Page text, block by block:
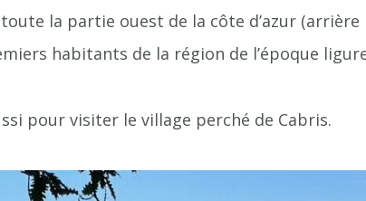
la partie ouest de la côte d’azur
habitants de la région de l’époque
pour visiter le village perché de Cabris.